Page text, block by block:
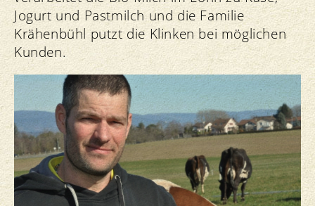
Jogurt und Pastmilch und die Familie
Krähenbühl putzt die Klinken bei möglichen
Kunden.